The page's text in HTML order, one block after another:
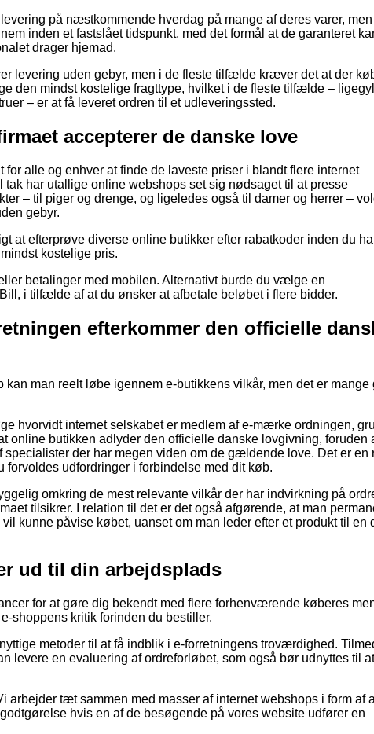
på næstkommende hverdag på mange af deres varer,
inden et fastslået tidspunkt, med det formål at de garanteret
drager hjemad.
levering uden gebyr, men i de fleste tilfælde kræver det at der
den mindst kostelige fragttype, hvilket i de fleste tilfælde –
– er at få leveret ordren til et udleveringssted.
accepterer de danske love
for alle og enhver at finde de laveste priser i blandt flere internet
tak har utallige online webshops set sig nødsaget til at presse
– til piger og drenge, og ligeledes også til damer og herrer –
gebyr.
at efterprøve diverse online butikker efter rabatkoder inden du
kostelige pris.
betalinger med mobilen. Alternativt burde du vælge en
i tilfælde af at du ønsker at afbetale beløbet i flere bidder.
efterkommer den officielle
kan man reelt løbe igennem e-butikkens vilkår, men det er mange
hvorvidt internet selskabet er medlem af e-mærke ordningen,
online butikken adlyder den officielle danske lovgivning, foruden
specialister der har megen viden om de gældende love. Det er en
forvoldes udfordringer i forbindelse med dit køb.
omkring de mest relevante vilkår der har indvirkning på
tilsikrer. I relation til det er det også afgørende, at man
kunne påvise købet, uanset om man leder efter et produkt til en
ud til din arbejdsplads
for at gøre dig bekendt med flere forhenværende køberes
shoppens kritik forinden du bestiller.
metoder til at få indblik i e-forretningens troværdighed.
levere en evaluering af ordreforløbet, som også bør udnyttes til at
arbejder tæt sammen med masser af internet webshops i form af
hvis en af de besøgende på vores website udfører en